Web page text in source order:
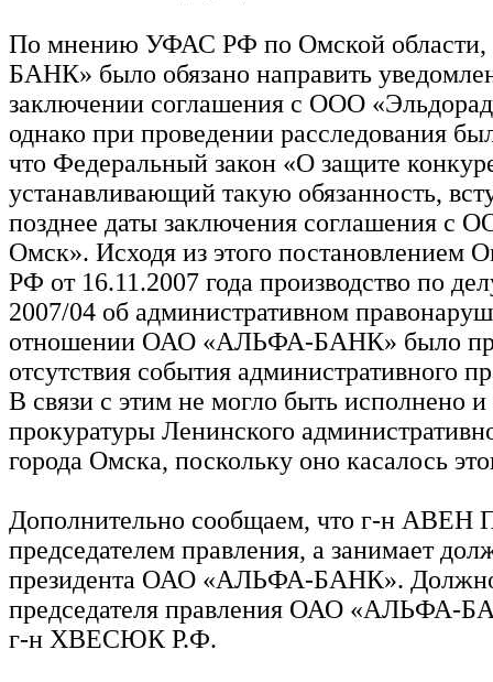
По мнению УФАС РФ по Омской
БАНК» было обязано направить
заключении соглашения с ООО
однако при проведении расследования
что Федеральный закон «О защите
устанавливающий такую обязанность,
позднее даты заключения соглашения с
Омск». Исходя из этого постановлением
РФ от 16.11.2007 года производство по
2007/04 об административном
отношении ОАО «АЛЬФА-БАНК» было
отсутствия события административного
В связи с этим не могло быть исполнено и
прокуратуры Ленинского
города Омска, поскольку оно касалось
Дополнительно сообщаем, что г-н АВЕН
председателем правления, а занимает
президента ОАО «АЛЬФА-БАНК».
председателя правления ОАО «АЛЬФА-
г-н ХВЕСЮК Р.Ф.